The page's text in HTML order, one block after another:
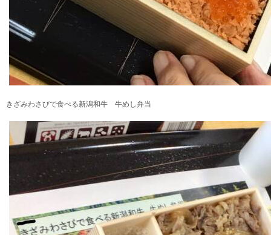
きざみわさびで食べる新潟和牛 牛めし弁当